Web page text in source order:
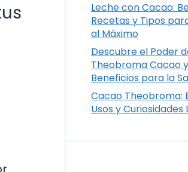
Leche con Cacao:
Recetas y Tipos
al Máximo
Descubre el Poder
Theobroma Cacao
Beneficios para la
Cacao Theobroma:
Usos y Curiosidades